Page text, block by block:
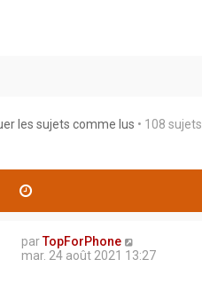
les sujets comme lus • 108 sujets
parTopForPhone
mar. 24 août 2021 13:27